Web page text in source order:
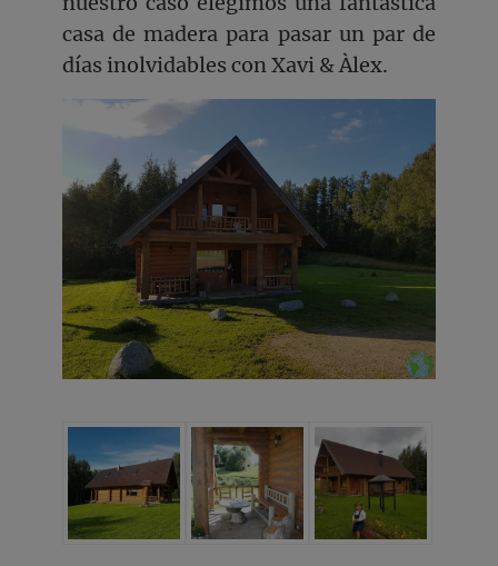
casa de madera para pasar un par de
días inolvidables con Xavi & Àlex.